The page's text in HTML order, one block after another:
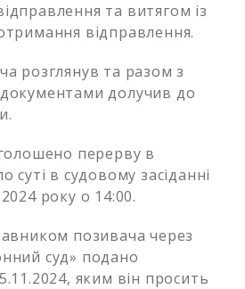
та витягом із
відправлення.
розглянув та разом з
долучив до
перерву в
суті в судовому засіданні
року о 14:00.
позивача через
суд» подано
яким він просить